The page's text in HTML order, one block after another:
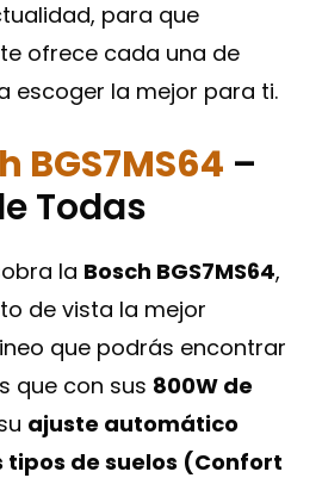
para que
ofrece cada una de
escoger la mejor para ti.
BGS7MS64 –
Todas
la Bosch BGS7MS64,
de vista la mejor
que podrás encontrar
que con sus 800W de
ajuste automático
de suelos (Confort